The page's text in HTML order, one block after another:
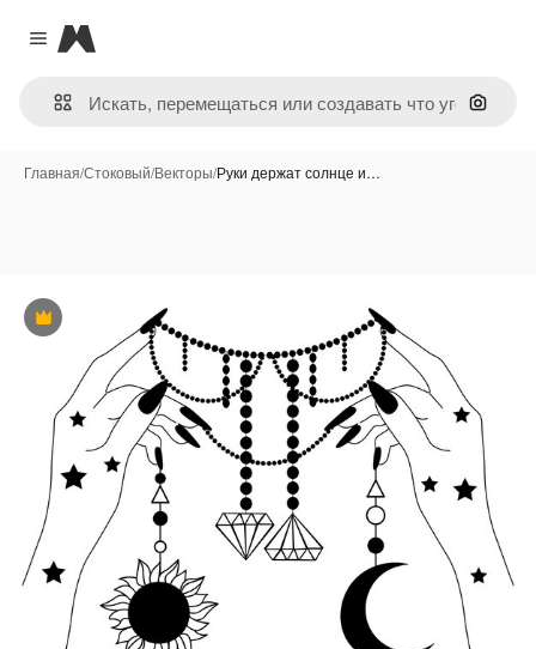
Close menu
Magnific
Поиск
Главная/Стоковый/Векторы/Руки держат солнце и…
Премиум